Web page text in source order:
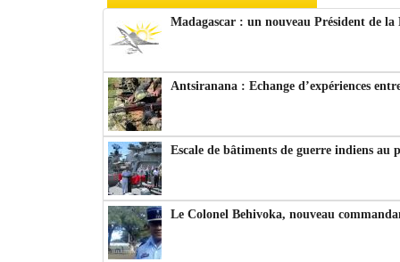
Madagascar : un nouveau Président de
Antsiranana : Echange d’expériences
Escale de bâtiments de guerre indiens au
Le Colonel Behivoka, nouveau